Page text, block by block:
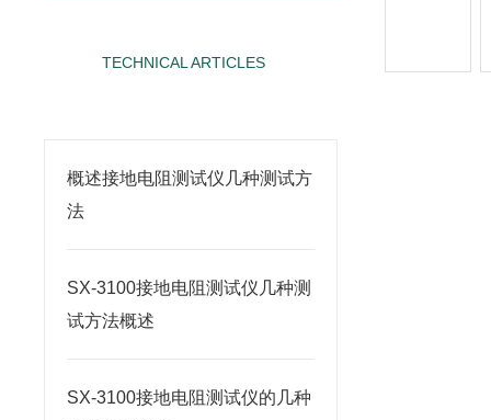
TECHNICAL ARTICLES
概述接地电阻测试仪几种测试方
法
SX-3100接地电阻测试仪几种测
试方法概述
SX-3100接地电阻测试仪的几种